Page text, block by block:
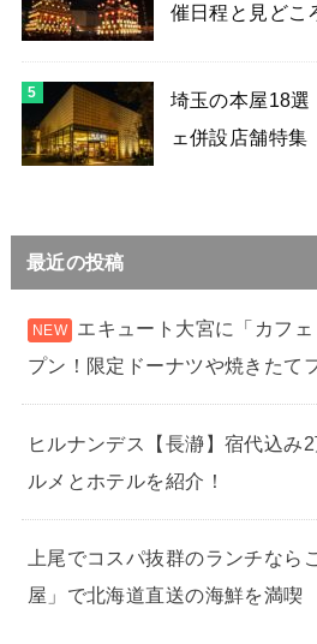
催日程と見どこ
埼玉の本屋18選
ェ併設店舗特集
最近の投稿
エキュート大宮に「カフ
プン！限定ドーナツや焼きたて
ヒルナンデス【長瀞】宿代込み
ルメとホテルを紹介！
上尾でコスパ抜群のランチなら
屋」で北海道直送の海鮮を満喫